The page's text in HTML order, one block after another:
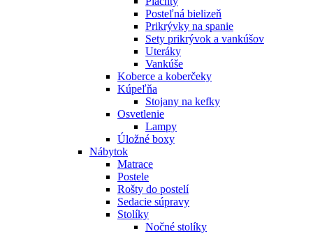
Posteľná bielizeň
Prikrývky na spanie
Sety prikrývok a vankúšov
Uteráky
Vankúše
Koberce a koberčeky
Kúpeľňa
Stojany na kefky
Osvetlenie
Lampy
Úložné boxy
Nábytok
Matrace
Postele
Rošty do postelí
Sedacie súpravy
Stolíky
Nočné stolíky